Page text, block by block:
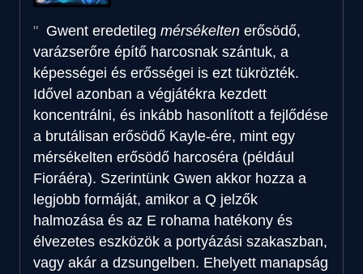
Gwent eredetileg mérsékelten erősödő,
varázserőre építő harcosnak szántuk, a
képességei és erősségei is ezt tükrözték.
Idővel azonban a végjátékra kezdett
koncentrálni, és inkább hasonlított a fejlődése
a brutálisan erősödő Kayle-ére, mint egy
mérsékelten erősödő harcoséra (például
Fioráéra). Szerintünk Gwen akkor hozza a
legjobb formáját, amikor a Q jelzők
halmozása és az E rohama hatékony és
élvezetes eszközök a portyázási szakaszban,
vagy akár a dzsungelben. Ehelyett manapság